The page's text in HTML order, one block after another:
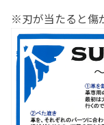
※刃が当たると傷